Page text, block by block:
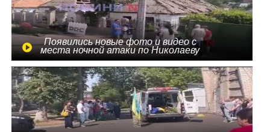
Появились новые фото и видео с
места ночной атаки по Николаеву